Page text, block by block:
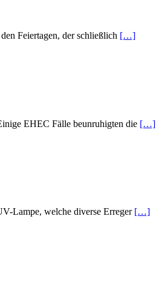
Feiertagen, der schließlich […]
EHEC Fälle beunruhigten die […]
Lampe, welche diverse Erreger […]